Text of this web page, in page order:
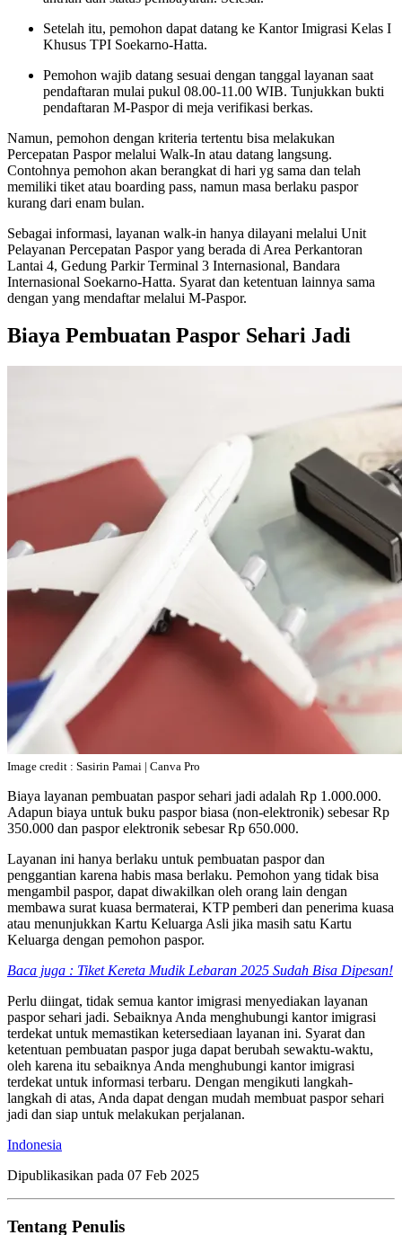
Setelah itu, pemohon dapat datang ke Kantor Imigrasi Kelas I
Khusus TPI Soekarno-Hatta.
Pemohon wajib datang sesuai dengan tanggal layanan saat
pendaftaran mulai pukul 08.00-11.00 WIB. Tunjukkan bukti
pendaftaran M-Paspor di meja verifikasi berkas.
Namun, pemohon dengan kriteria tertentu bisa melakukan
Percepatan Paspor melalui Walk-In atau datang langsung.
Contohnya pemohon akan berangkat di hari yg sama dan telah
memiliki tiket atau boarding pass, namun masa berlaku paspor
kurang dari enam bulan.
Sebagai informasi, layanan walk-in hanya dilayani melalui Unit
Pelayanan Percepatan Paspor yang berada di Area Perkantoran
Lantai 4, Gedung Parkir Terminal 3 Internasional, Bandara
Internasional Soekarno-Hatta. Syarat dan ketentuan lainnya sama
dengan yang mendaftar melalui M-Paspor.
Biaya Pembuatan Paspor Sehari Jadi
Image credit : Sasirin Pamai | Canva Pro
Biaya layanan pembuatan paspor sehari jadi adalah Rp 1.000.000.
Adapun biaya untuk buku paspor biasa (non-elektronik) sebesar Rp
350.000 dan paspor elektronik sebesar Rp 650.000.
Layanan ini hanya berlaku untuk pembuatan paspor dan
penggantian karena habis masa berlaku. Pemohon yang tidak bisa
mengambil paspor, dapat diwakilkan oleh orang lain dengan
membawa surat kuasa bermaterai, KTP pemberi dan penerima kuasa
atau menunjukkan Kartu Keluarga Asli jika masih satu Kartu
Keluarga dengan pemohon paspor.
Baca juga : Tiket Kereta Mudik Lebaran 2025 Sudah Bisa Dipesan!
Perlu diingat, tidak semua kantor imigrasi menyediakan layanan
paspor sehari jadi. Sebaiknya Anda menghubungi kantor imigrasi
terdekat untuk memastikan ketersediaan layanan ini. Syarat dan
ketentuan pembuatan paspor juga dapat berubah sewaktu-waktu,
oleh karena itu sebaiknya Anda menghubungi kantor imigrasi
terdekat untuk informasi terbaru. Dengan mengikuti langkah-
langkah di atas, Anda dapat dengan mudah membuat paspor sehari
jadi dan siap untuk melakukan perjalanan.
Indonesia
Dipublikasikan pada 07 Feb 2025
Tentang Penulis